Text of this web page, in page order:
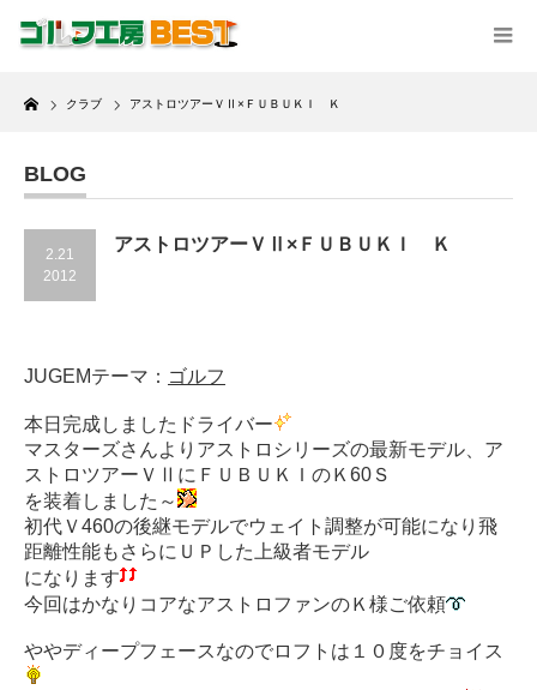
Home
クラブ アストロツアーＶⅡ×ＦＵＢＵＫＩ Ｋ
BLOG
2.21
2012
アストロツアーＶⅡ×ＦＵＢＵＫＩ Ｋ
JUGEMテーマ： ゴルフ
本日完成しましたドライバー
マスターズさんよりアストロシリーズの最新モデル、ア
ストロツアーＶⅡにＦＵＢＵＫＩのＫ60Ｓ
を装着しました～
初代Ｖ460の後継モデルでウェイト調整が可能になり飛
距離性能もさらにＵＰした上級者モデル
になります
今回はかなりコアなアストロファンのＫ様ご依頼
ややディープフェースなのでロフトは１０度をチョイス